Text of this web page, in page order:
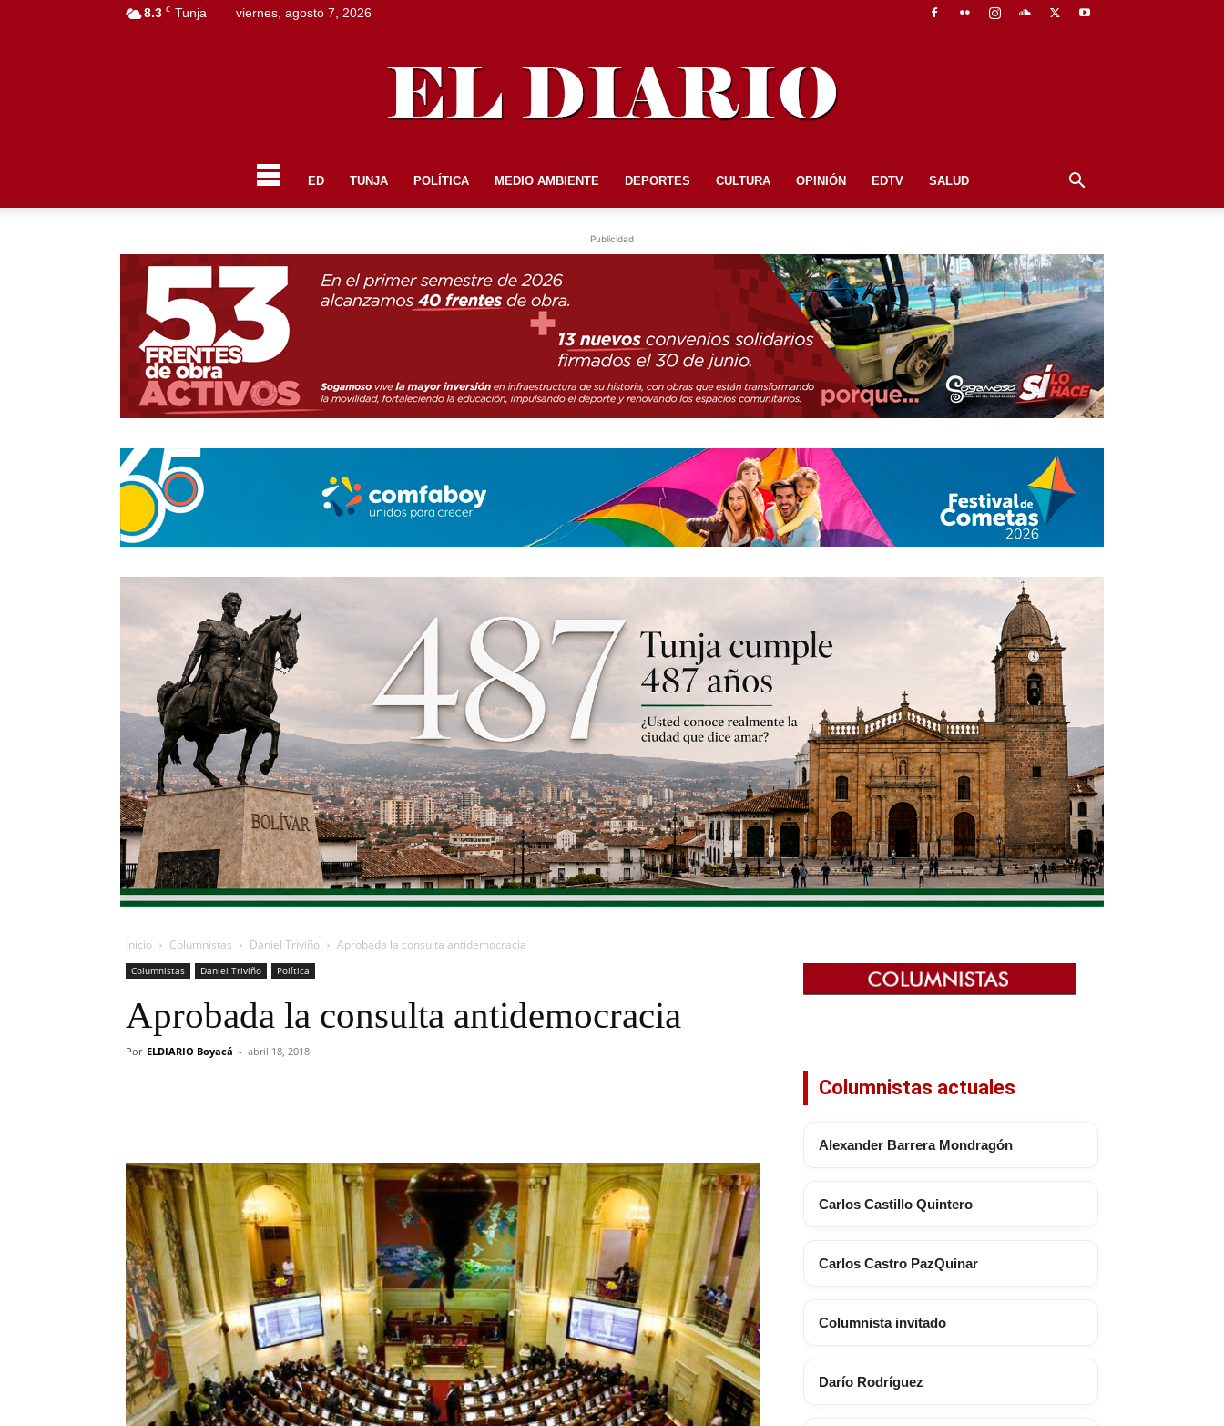
8.3 C Tunja viernes, agosto 7, 2026
DIARIO
ED TUNJA POLÍTICA MEDIO AMBIENTE DEPORTES CULTURA OPINIÓN EDTV SALUD
Publicidad
Inicio Columnistas Daniel Triviño Aprobada la consulta antidemocracia
Columnistas Daniel Triviño Política
Aprobada la consulta antidemocracia
Por ELDIARIO Boyacá - abril 18, 2018
Columnistas actuales
Alexander Barrera Mondragón
Carlos Castillo Quintero
Carlos Castro PazQuinar
Columnista invitado
Darío Rodríguez